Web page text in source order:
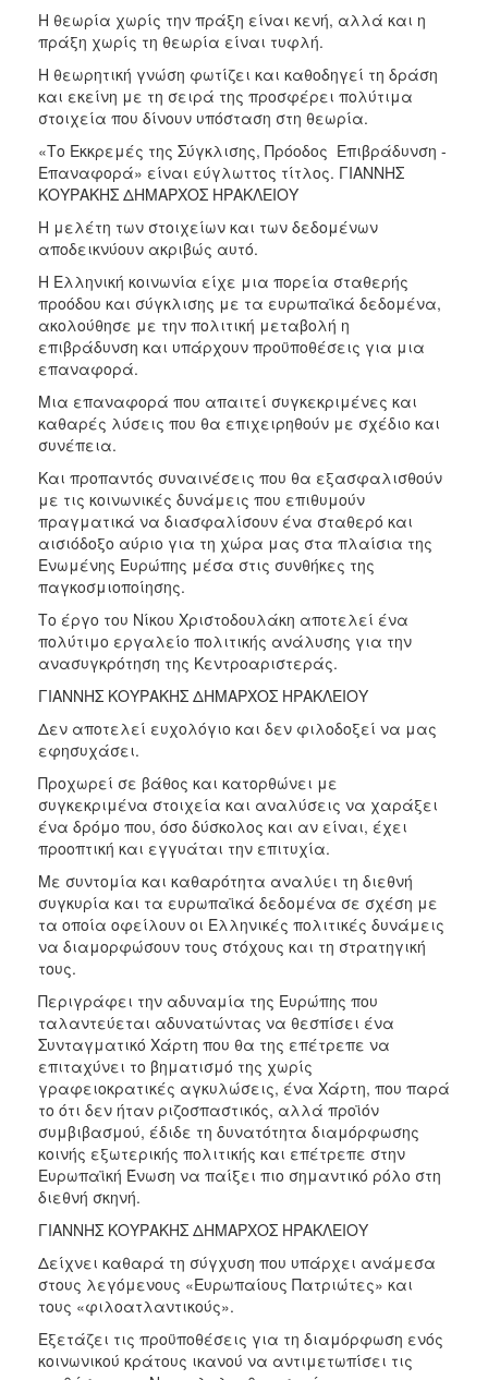
Η θεωρία χωρίς την πράξη είναι κενή, αλλά και η
πράξη χωρίς τη θεωρία είναι τυφλή.
Η θεωρητική γνώση φωτίζει και καθοδηγεί τη δράση
και εκείνη με τη σειρά της προσφέρει πολύτιμα
στοιχεία που δίνουν υπόσταση στη θεωρία.
«Το Εκκρεμές της Σύγκλισης, Πρόοδος  Επιβράδυνση -
Επαναφορά» είναι εύγλωττος τίτλος. ΓΙΑΝΝΗΣ
ΚΟΥΡΑΚΗΣ ΔΗΜΑΡΧΟΣ ΗΡΑΚΛΕΙΟΥ
Η μελέτη των στοιχείων και των δεδομένων
αποδεικνύουν ακριβώς αυτό.
Η Ελληνική κοινωνία είχε μια πορεία σταθερής
προόδου και σύγκλισης με τα ευρωπαϊκά δεδομένα,
ακολούθησε με την πολιτική μεταβολή η
επιβράδυνση και υπάρχουν προϋποθέσεις για μια
επαναφορά.
Μια επαναφορά που απαιτεί συγκεκριμένες και
καθαρές λύσεις που θα επιχειρηθούν με σχέδιο και
συνέπεια.
Και προπαντός συναινέσεις που θα εξασφαλισθούν
με τις κοινωνικές δυνάμεις που επιθυμούν
πραγματικά να διασφαλίσουν ένα σταθερό και
αισιόδοξο αύριο για τη χώρα μας στα πλαίσια της
Ενωμένης Ευρώπης μέσα στις συνθήκες της
παγκοσμιοποίησης.
Το έργο του Νίκου Χριστοδουλάκη αποτελεί ένα
πολύτιμο εργαλείο πολιτικής ανάλυσης για την
ανασυγκρότηση της Κεντροαριστεράς.
ΓΙΑΝΝΗΣ ΚΟΥΡΑΚΗΣ ΔΗΜΑΡΧΟΣ ΗΡΑΚΛΕΙΟΥ
Δεν αποτελεί ευχολόγιο και δεν φιλοδοξεί να μας
εφησυχάσει.
Προχωρεί σε βάθος και κατορθώνει με
συγκεκριμένα στοιχεία και αναλύσεις να χαράξει
ένα δρόμο που, όσο δύσκολος και αν είναι, έχει
προοπτική και εγγυάται την επιτυχία.
Με συντομία και καθαρότητα αναλύει τη διεθνή
συγκυρία και τα ευρωπαϊκά δεδομένα σε σχέση με
τα οποία οφείλουν οι Ελληνικές πολιτικές δυνάμεις
να διαμορφώσουν τους στόχους και τη στρατηγική
τους.
Περιγράφει την αδυναμία της Ευρώπης που
ταλαντεύεται αδυνατώντας να θεσπίσει ένα
Συνταγματικό Χάρτη που θα της επέτρεπε να
επιταχύνει το βηματισμό της χωρίς
γραφειοκρατικές αγκυλώσεις, ένα Χάρτη, που παρά
το ότι δεν ήταν ριζοσπαστικός, αλλά προϊόν
συμβιβασμού, έδιδε τη δυνατότητα διαμόρφωσης
κοινής εξωτερικής πολιτικής και επέτρεπε στην
Ευρωπαϊκή Ένωση να παίξει πιο σημαντικό ρόλο στη
διεθνή σκηνή.
ΓΙΑΝΝΗΣ ΚΟΥΡΑΚΗΣ ΔΗΜΑΡΧΟΣ ΗΡΑΚΛΕΙΟΥ
Δείχνει καθαρά τη σύγχυση που υπάρχει ανάμεσα
στους λεγόμενους «Ευρωπαίους Πατριώτες» και
τους «φιλοατλαντικούς».
Εξετάζει τις προϋποθέσεις για τη διαμόρφωση ενός
κοινωνικού κράτους ικανού να αντιμετωπίσει τις